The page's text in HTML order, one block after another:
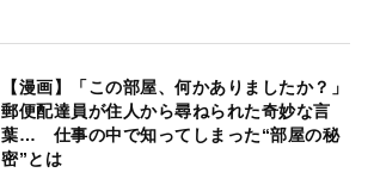
【漫画】「この部屋、何かありましたか？」
郵便配達員が住人から尋ねられた奇妙な言
葉… 仕事の中で知ってしまった“部屋の秘
密”とは